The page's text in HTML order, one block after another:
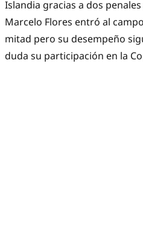
Islandia gracias a dos
Marcelo Flores entró al
mitad pero su desempeño
duda su participación en la